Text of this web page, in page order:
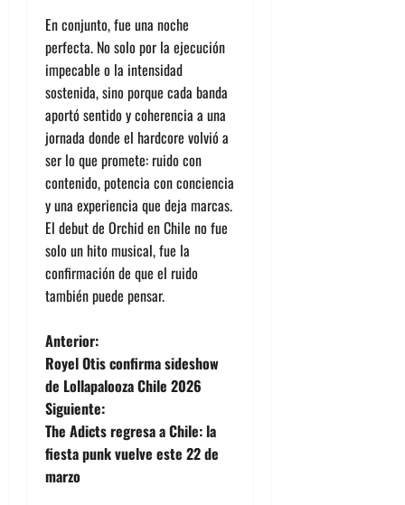
En conjunto, fue una noche
perfecta. No solo por la ejecución
impecable o la intensidad
sostenida, sino porque cada banda
aportó sentido y coherencia a una
jornada donde el hardcore volvió a
ser lo que promete: ruido con
contenido, potencia con conciencia
y una experiencia que deja marcas.
El debut de Orchid en Chile no fue
solo un hito musical, fue la
confirmación de que el ruido
también puede pensar.
N
a
v
e
Anterior:
Royel Otis confirma sideshow
de Lollapalooza Chile 2026
Siguiente:
The Adicts regresa a Chile: la
fiesta punk vuelve este 22 de
marzo